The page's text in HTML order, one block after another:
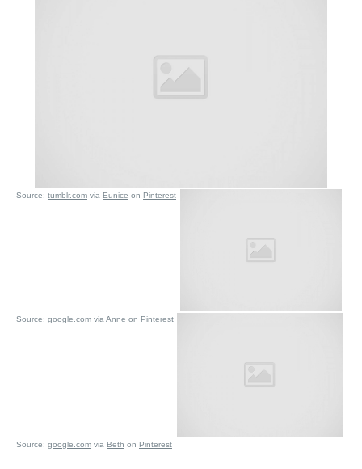
Source: tumblr.com via Eunice on Pinterest
Source: google.com via Anne on Pinterest
Source: google.com via Beth on Pinterest